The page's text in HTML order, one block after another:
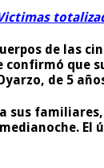
de las
confirmó que
de 5